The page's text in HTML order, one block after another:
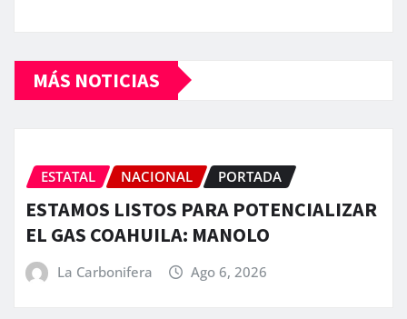
MÁS NOTICIAS
ESTATAL NACIONAL PORTADA
ESTAMOS LISTOS PARA POTENCIALIZAR
EL GAS COAHUILA: MANOLO
La Carbonifera Ago 6, 2026